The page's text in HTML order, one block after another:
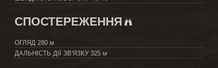
СПОСТЕРЕЖЕННЯ
ОГЛЯД 280 м
ДАЛЬНІСТЬ ДІЇ ЗВ'ЯЗКУ 325 м